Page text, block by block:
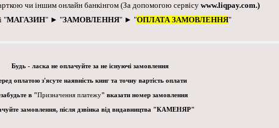
чи іншим онлайн банкінгом(За допомогою сервісу www.liqpay.com.)
"МАГАЗИН" ► "ЗАМОВЛЕННЯ" ► "ОПЛАТА ЗАМОВЛЕННЯ"
Будь - ласка не оплачуйте за не існуючі замовлення
оплатою з'ясуте наявність книг та точну вартість оплати
в "Призначення платежу" вказати номер замовлення
замовлення, після дзвінка від видавництва "КАМЕНЯР"